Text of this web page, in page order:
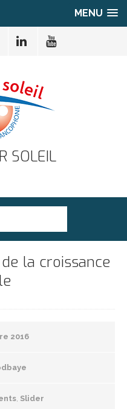
MENU
SOLEIL
la croissance
2016
, Slider